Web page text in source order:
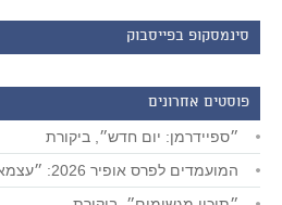
סינמסקופ בפייסבוק
פוסטים אחרונים
״ספיידרמן: יום חדש״, ביקורת
המועמדים לפרס אופיר 2026: ״עצמאות״ מוביל